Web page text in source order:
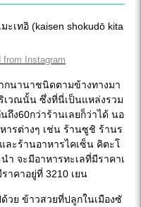
Instagram
กนานาชนิดตามข้างทางมา
เวณนั้น ซึ่งที่นี่เป็นแหล่งรวม
ถึง60กว่าร้านเลยก็ว่าได้ นอ
ารต่างๆ เช่น ร้านซูชิ ร้านร
ละร้านอาหารไคเซ็น คิตะโ
ำ จะมีอาหารทะเลที่มีราคาเ
าคาอยู่ที่ 3210 เยน
วย ข้าวสวยที่ปลูกในเมืองซั